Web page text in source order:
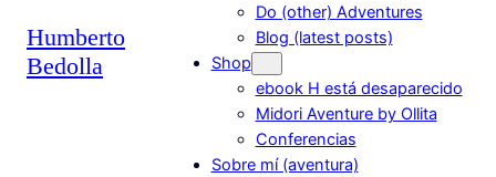
Humberto
Bedolla
Do (other) Adventures
Blog (latest posts)
Shop
ebook H está desaparecido
Midori Aventure by Ollita
Conferencias
Sobre mí (aventura)